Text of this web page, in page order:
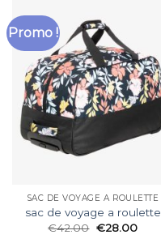
Promo !
SAC DE VOYAGE A ROULETTE
sac de voyage a roulette
€42.00 €28.00